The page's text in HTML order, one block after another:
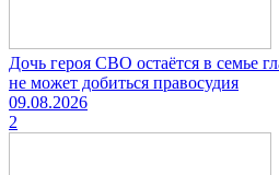
Дочь героя СВО остаётся в семье
не может добиться правосудия
09.08.2026
2